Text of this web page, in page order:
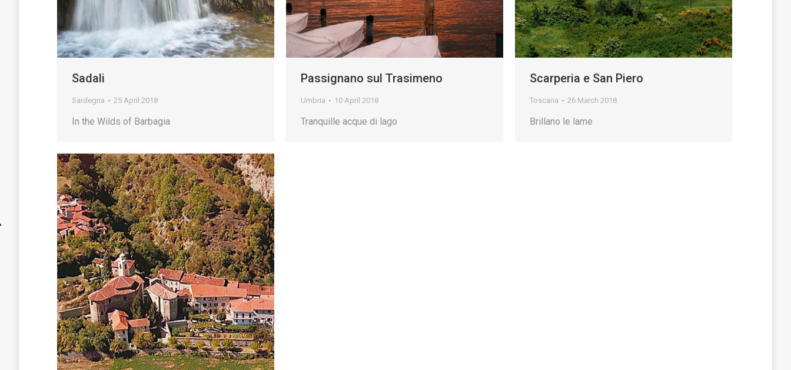
Sadali
Sardegna 25 April 2018
In the Wilds of Barbagia
Passignano sul Trasimeno
Umbria 10 April 2018
Tranquille acque di lago
Scarperia e San Piero
Toscana 26 March 2018
Brillano le lame